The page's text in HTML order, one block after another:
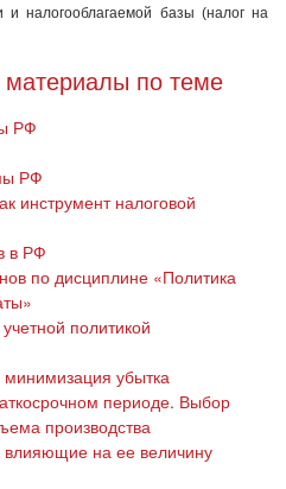
и налогооблагаемой базы (налог на
по теме
РФ
РФ
инструмент налоговой
в РФ
по дисциплине «Политика
политикой
убытка
периоде. Выбор
производства
на ее величину